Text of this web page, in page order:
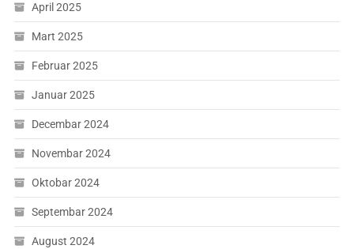
April 2025
Mart 2025
Februar 2025
Januar 2025
Decembar 2024
Novembar 2024
Oktobar 2024
Septembar 2024
August 2024